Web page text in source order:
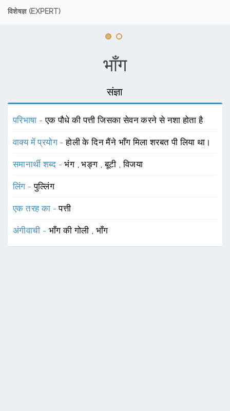
विशेषज्ञ (EXPERT)
भाँग
संज्ञा
परिभाषा -एक पौधे की पत्ती जिसका सेवन करने से नशा होता है
वाक्य में प्रयोग -होली के दिन मैंने भाँग मिला शरबत पी लिया था।
समानार्थी शब्द -भंग ,भङ्ग ,बूटी ,विजया
लिंग -पुल्लिंग
एक तरह का -पत्ती
अंगीवाची - भाँग की गोली , भाँग